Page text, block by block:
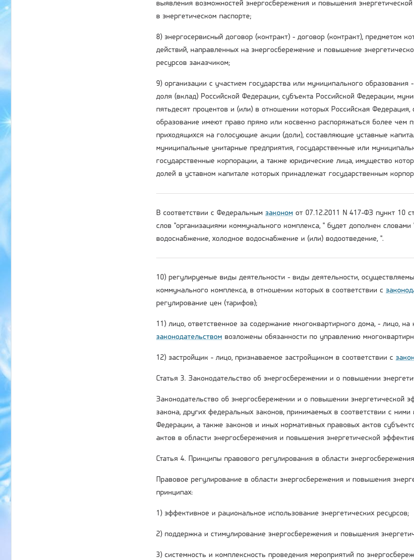
выявления возможностей энергосбережения и повышения
в энергетическом паспорте;
8) энергосервисный договор (контракт) - договор (контракт), предметом
действий, направленных на энергосбережение и повышение
ресурсов заказчиком;
9) организации с участием государства или муниципального
доля (вклад) Российской Федерации, субъекта Российской Федерации,
пятьдесят процентов и (или) в отношении которых Российская
образование имеют право прямо или косвенно распоряжаться более чем
приходящихся на голосующие акции (доли), составляющие уставные
муниципальные унитарные предприятия, государственные или
государственные корпорации, а также юридические лица, имущество
долей в уставном капитале которых принадлежат государственным
В соответствии с Федеральным законом от 07.12.2011 N 417-ФЗ пункт 10
слов "организациями коммунального комплекса, " будет дополнен
водоснабжение, холодное водоснабжение и (или) водоотведение, ".
10) регулируемые виды деятельности - виды деятельности,
коммунального комплекса, в отношении которых в соответствии с
регулирование цен (тарифов);
11) лицо, ответственное за содержание многоквартирного дома, - лицо,
законодательством возложены обязанности по управлению
12) застройщик - лицо, признаваемое застройщиком в соответствии с
Статья 3. Законодательство об энергосбережении и о повышении
Законодательство об энергосбережении и о повышении энергетической
закона, других федеральных законов, принимаемых в соответствии с
Федерации, а также законов и иных нормативных правовых актов
актов в области энергосбережения и повышения энергетической
Статья 4. Принципы правового регулирования в области
Правовое регулирование в области энергосбережения и повышения
принципах:
1) эффективное и рациональное использование энергетических ресурсов;
2) поддержка и стимулирование энергосбережения и повышения
3) системность и комплексность проведения мероприятий по